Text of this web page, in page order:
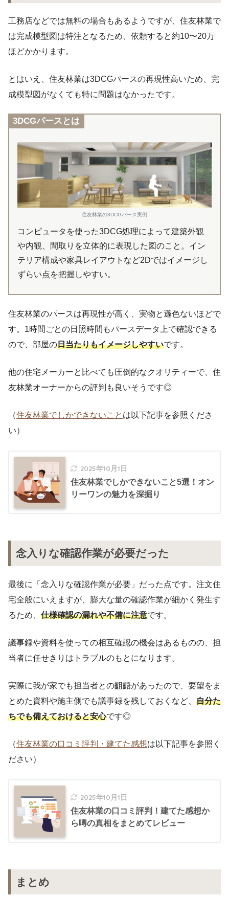
工務店などでは無料の場合もあるようですが、住友林業で
は完成模型図は特注となるため、依頼すると約10〜20万
ほどかかります。
とはいえ、住友林業は3DCGパースの再現性高いため、完
成模型図がなくても特に問題はなかったです。
3DCGパースとは
住友林業の3DCGパース実例
コンピュータを使った3DCG処理によって建築外観
や内観、間取りを立体的に表現した図のこと。イン
テリア構成や家具レイアウトなど2Dではイメージし
ずらい点を把握しやすい。
住友林業のパースは再現性が高く、実物と遜色ないほどで
す。1時間ごとの日照時間もパースデータ上で確認できる
ので、部屋の日当たりもイメージしやすいです。
他の住宅メーカーと比べても圧倒的なクオリティーで、住
友林業オーナーからの評判も良いそうです◎
（住友林業でしかできないこと は以下記事を参照くださ
い）
2025年10月1日
住友林業でしかできないこと5選！オン
リーワンの魅力を深掘り
念入りな確認作業が必要だった
最後に「念入りな確認作業が必要」だった点です。注文住
宅全般にいえますが、膨大な量の確認作業が細かく発生す
るため、 仕様確認の漏れや不備に注意です。
議事録や資料を使っての相互確認の機会はあるものの、担
当者に任せきりはトラブルのもとになります。
実際に我が家でも担当者との齟齬があったので、要望をま
とめた資料や施主側でも議事録を残しておくなど、 自分た
ちでも備えておけると安心です◎
（住友林業の口コミ評判・建てた感想は以下記事を参照く
ださい）
2025年10月1日
住友林業の口コミ評判！建てた感想か
ら噂の真相をまとめてレビュー
まとめ